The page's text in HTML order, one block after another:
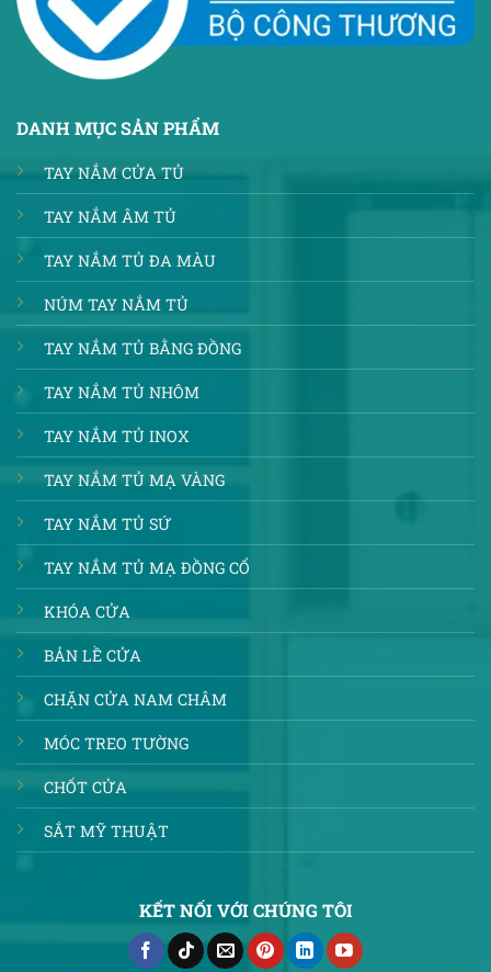
DANH MỤC SẢN PHẨM
TAY NẮM CỬA TỦ
TAY NẮM ÂM TỦ
TAY NẮM TỦ ĐA MÀU
NÚM TAY NẮM TỦ
TAY NẮM TỦ BẰNG ĐỒNG
TAY NẮM TỦ NHÔM
TAY NẮM TỦ INOX
TAY NẮM TỦ MẠ VÀNG
TAY NẮM TỦ SỨ
TAY NẮM TỦ MẠ ĐỒNG CỔ
KHÓA CỬA
BẢN LỀ CỬA
CHẶN CỬA NAM CHÂM
MÓC TREO TƯỜNG
CHỐT CỬA
SẮT MỸ THUẬT
KẾT NỐI VỚI CHÚNG TÔI